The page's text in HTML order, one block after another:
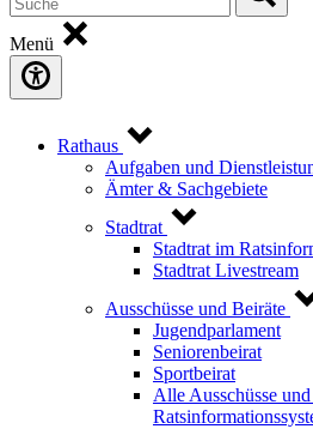
Menü
Rathaus
Aufgaben und
Ämter & Sachgebiete
Stadtrat
Stadtrat im
Stadtrat Livestream
Ausschüsse und Beiräte
Jugendparlament
Seniorenbeirat
Sportbeirat
Alle Ausschüsse